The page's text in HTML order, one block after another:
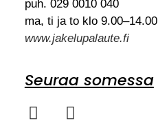
puh. 029 0010 040
ma, ti ja to klo 9.00–14.00
www.jakelupalaute.fi
Seuraa somessa